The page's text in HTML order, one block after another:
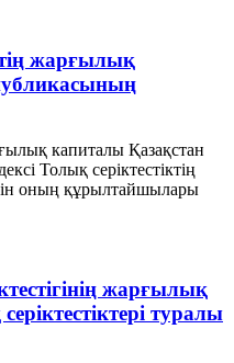
жарғылық
капиталы Қазақстан
Толық серiктестiктiң
оның құрылтайшылары
жарғылық
туралы